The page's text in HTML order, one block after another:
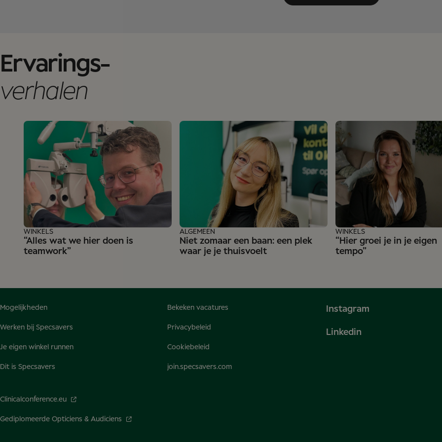
Ervarings-
verhalen
“Alles wat we hier doen is
teamwork”
WINKELS
Niet zomaar een baan: een plek
waar je je thuisvoelt
ALGEMEEN
“Hier groei je in je eigen
tempo”
WINKELS
Mogelijkheden
Werken bij Specsavers
Je eigen winkel runnen
Dit is Specsavers
Bekeken vacatures
Privacybeleid
Cookiebeleid
join.specsavers.com
Instagram
Linkedin
Clinicalconference.eu
Gediplomeerde Opticiens & Audiciens